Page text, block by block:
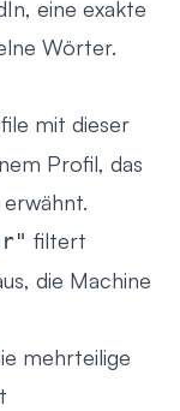
eine exakte
Wörter.
mit dieser
Profil, das
filtert
die Machine
mehrteilige